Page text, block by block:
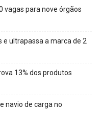
vagas para nove órgãos
e ultrapassa a marca de 2
13% dos produtos
navio de carga no